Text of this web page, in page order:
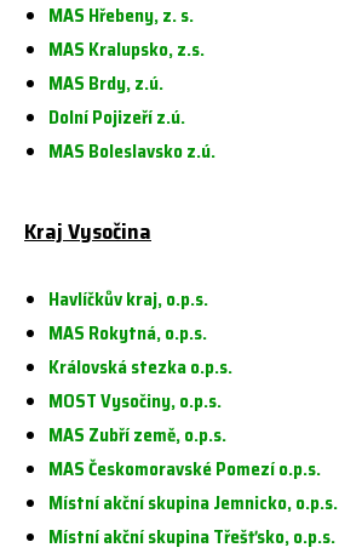
MAS Hřebeny, z. s.
MAS Kralupsko, z.s.
MAS Brdy, z.ú.
Dolní Pojizeří z.ú.
MAS Boleslavsko z.ú.
Kraj Vysočina
Havlíčkův kraj, o.p.s.
MAS Rokytná, o.p.s.
Královská stezka o.p.s.
MOST Vysočiny, o.p.s.
MAS Zubří země, o.p.s.
MAS Českomoravské Pomezí o.p.s.
Místní akční skupina Jemnicko, o.p.s.
Místní akční skupina Třešťsko, o.p.s.